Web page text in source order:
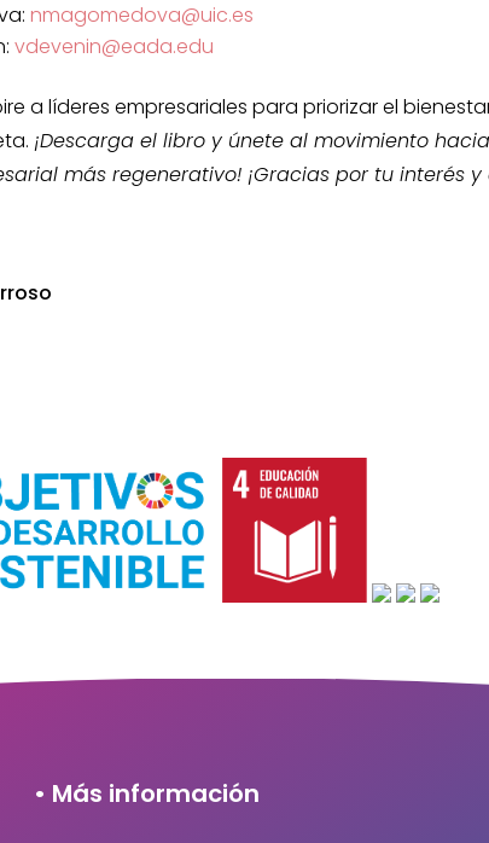
nmagomedova@uic.es
vdevenin@eada.edu
a líderes empresariales para priorizar el
¡Descarga el libro y únete al movimiento
más regenerativo! ¡Gracias por tu interés y
• Más información